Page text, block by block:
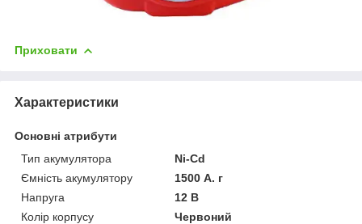
Приховати
Характеристики
Основні атрибути
Тип акумулятора
Ni-Cd
Ємність акумулятору
1500 А. г
Напруга
12 В
Колір корпусу
Червоний